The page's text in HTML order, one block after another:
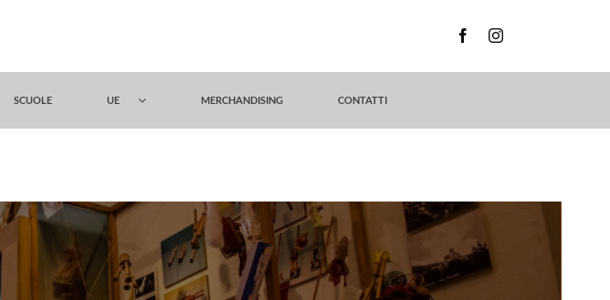
SCUOLE UE MERCHANDISING CONTATTI